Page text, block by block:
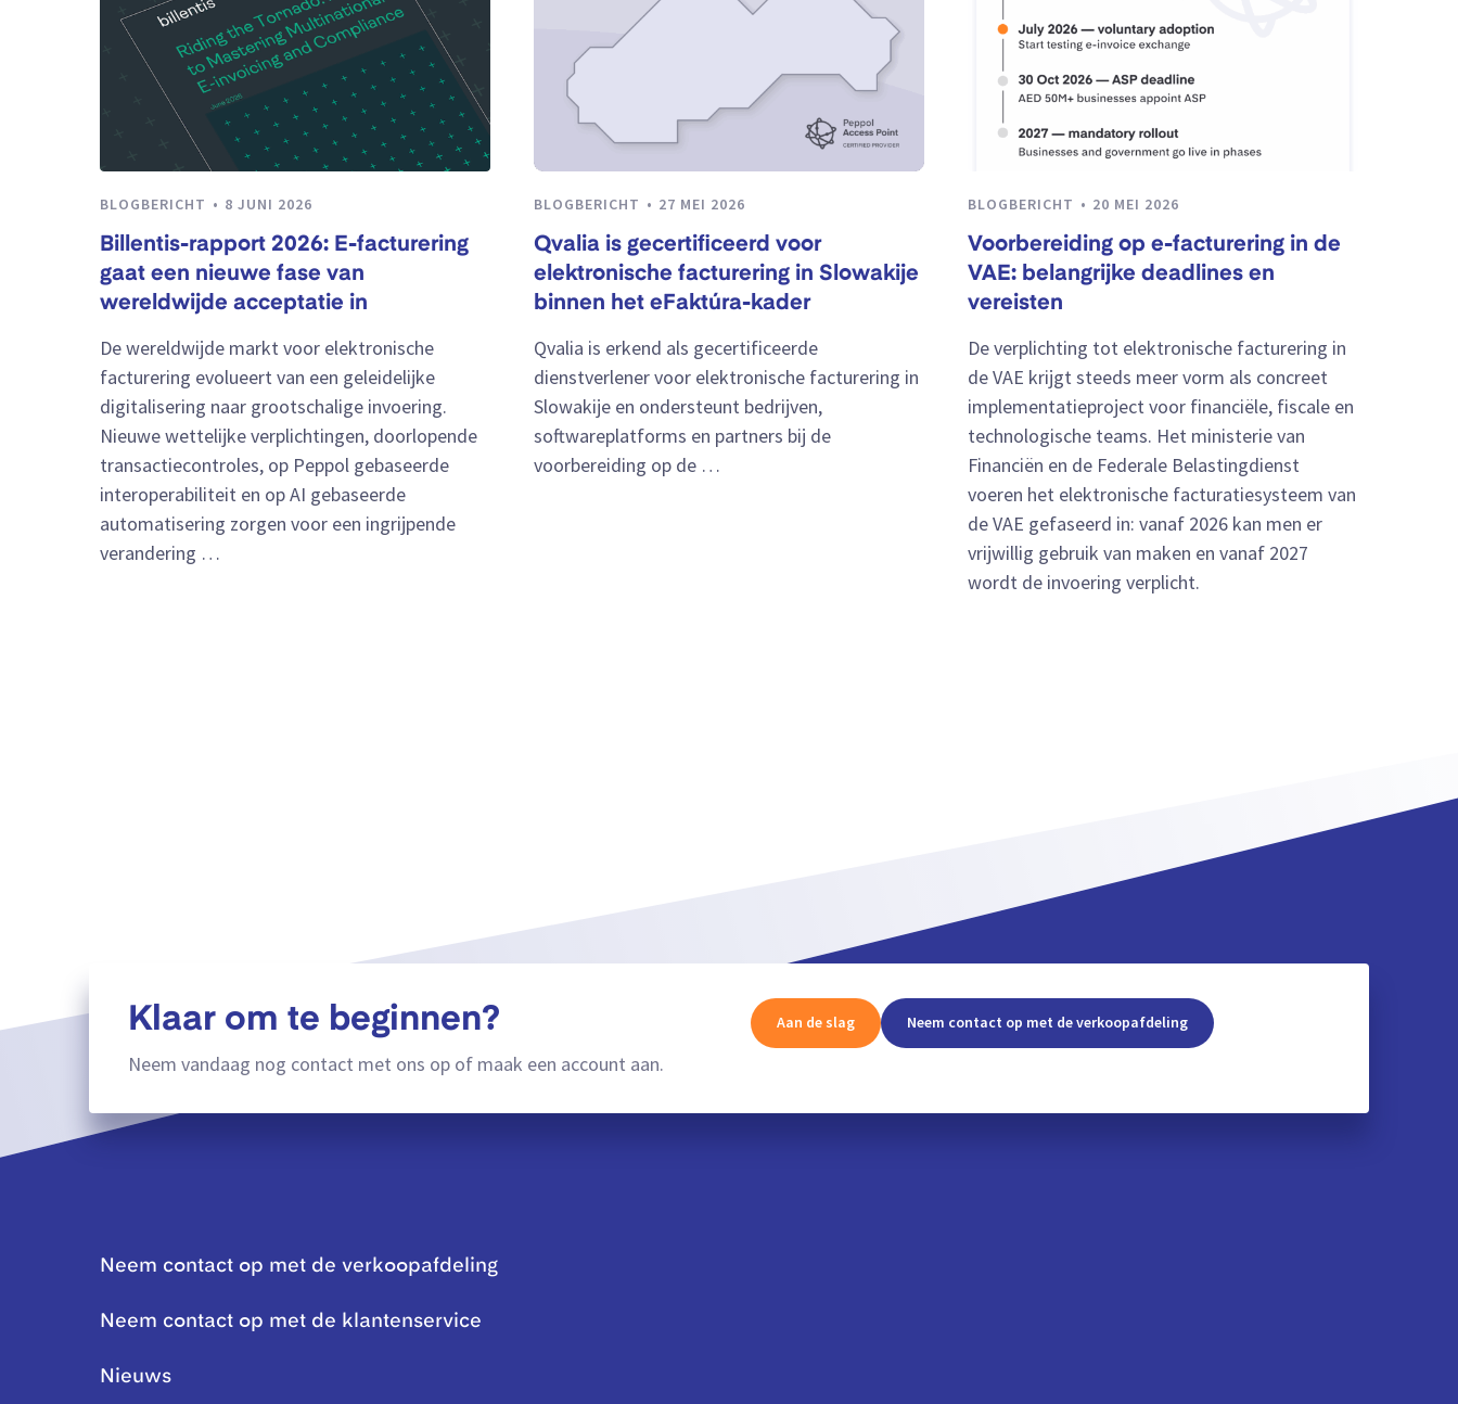
BLOGBERICHT 8 JUNI 2026
Billentis-rapport 2026: E-facturering
gaat een nieuwe fase van
wereldwijde acceptatie in
De wereldwijde markt voor elektronische
facturering evolueert van een geleidelijke
digitalisering naar grootschalige invoering.
Nieuwe wettelijke verplichtingen, doorlopende
transactiecontroles, op Peppol gebaseerde
interoperabiliteit en op AI gebaseerde
automatisering zorgen voor een ingrijpende
verandering …
BLOGBERICHT 27 MEI 2026
Qvalia is gecertificeerd voor
elektronische facturering in Slowakije
binnen het eFaktúra-kader
Qvalia is erkend als gecertificeerde
dienstverlener voor elektronische facturering in
Slowakije en ondersteunt bedrijven,
softwareplatforms en partners bij de
voorbereiding op de …
BLOGBERICHT 20 MEI 2026
Voorbereiding op e-facturering in de
VAE: belangrijke deadlines en
vereisten
De verplichting tot elektronische facturering in
de VAE krijgt steeds meer vorm als concreet
implementatieproject voor financiële, fiscale en
technologische teams. Het ministerie van
Financiën en de Federale Belastingdienst
voeren het elektronische facturatiesysteem van
de VAE gefaseerd in: vanaf 2026 kan men er
vrijwillig gebruik van maken en vanaf 2027
wordt de invoering verplicht.
Klaar om te beginnen?
Neem vandaag nog contact met ons op of maak een account aan.
Aan de slag Neem contact op met de verkoopafdeling
Neem contact op met de verkoopafdeling
Neem contact op met de klantenservice
Nieuws